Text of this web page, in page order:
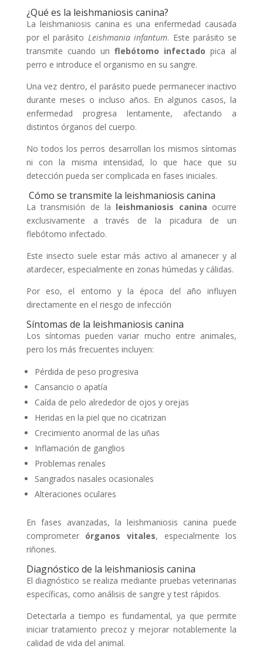
¿Qué es la leishmaniosis canina?
La leishmaniosis canina es una enfermedad causada
por el parásito Leishmania infantum. Este parásito se
transmite cuando un flebótomo infectado pica al
perro e introduce el organismo en su sangre.
Una vez dentro, el parásito puede permanecer inactivo
durante meses o incluso años. En algunos casos, la
enfermedad progresa lentamente, afectando a
distintos órganos del cuerpo.
No todos los perros desarrollan los mismos síntomas
ni con la misma intensidad, lo que hace que su
detección pueda ser complicada en fases iniciales.
Cómo se transmite la leishmaniosis canina
La transmisión de la leishmaniosis canina ocurre
exclusivamente a través de la picadura de un
flebótomo infectado.
Este insecto suele estar más activo al amanecer y al
atardecer, especialmente en zonas húmedas y cálidas.
Por eso, el entorno y la época del año influyen
directamente en el riesgo de infección
Síntomas de la leishmaniosis canina
Los síntomas pueden variar mucho entre animales,
pero los más frecuentes incluyen:
Pérdida de peso progresiva
Cansancio o apatía
Caída de pelo alrededor de ojos y orejas
Heridas en la piel que no cicatrizan
Crecimiento anormal de las uñas
Inflamación de ganglios
Problemas renales
Sangrados nasales ocasionales
Alteraciones oculares
En fases avanzadas, la leishmaniosis canina puede
comprometer órganos vitales, especialmente los
riñones.
Diagnóstico de la leishmaniosis canina
El diagnóstico se realiza mediante pruebas veterinarias
específicas, como análisis de sangre y test rápidos.
Detectarla a tiempo es fundamental, ya que permite
iniciar tratamiento precoz y mejorar notablemente la
calidad de vida del animal.